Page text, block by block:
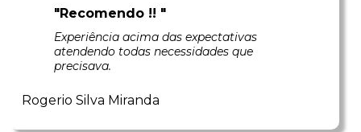
"Recomendo !! "
Experiência acima das expectativas
atendendo todas necessidades que
precisava.
Rogerio Silva Miranda